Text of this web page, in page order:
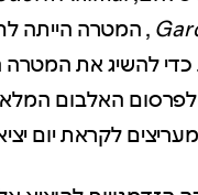
, המטרה הייתה
להשיג את
האלבום
לקראת יום